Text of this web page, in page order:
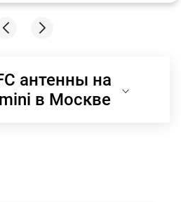
антенны на
в Москве